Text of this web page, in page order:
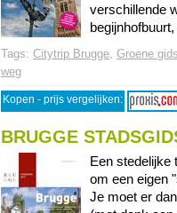
verschillende
Tags: Citytrip Brugge, Groene
weg
Kopen - prijs vergelijken:
BRUGGE
Een stedelijke
om een eigen
Je moet er